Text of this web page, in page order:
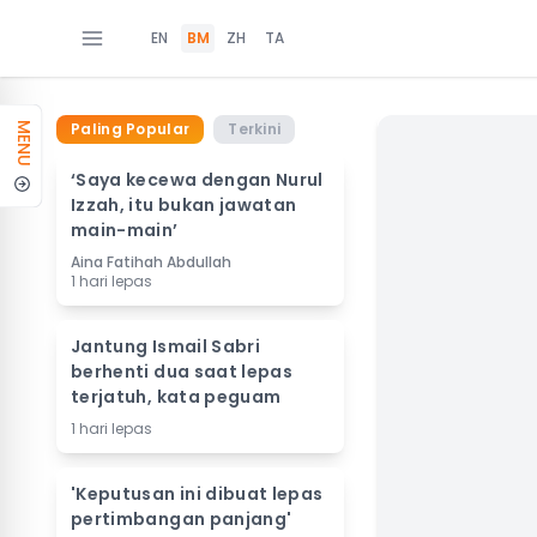
EN BM ZH TA
MENU Paling Popular Terkini
‘Saya kecewa dengan Nurul
Izzah, itu bukan jawatan
main-main’
Aina Fatihah Abdullah
1 hari lepas
Jantung Ismail Sabri
berhenti dua saat lepas
terjatuh, kata peguam
1 hari lepas
'Keputusan ini dibuat lepas
pertimbangan panjang'